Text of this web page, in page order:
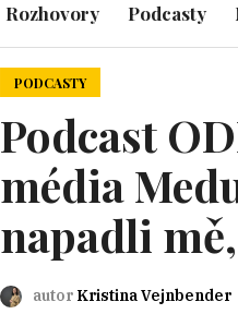
Rozhovory Podcasty
PODCASTY
Podcast
média
napadli
autor Kristina Vejnbender